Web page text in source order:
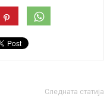
Следната статија